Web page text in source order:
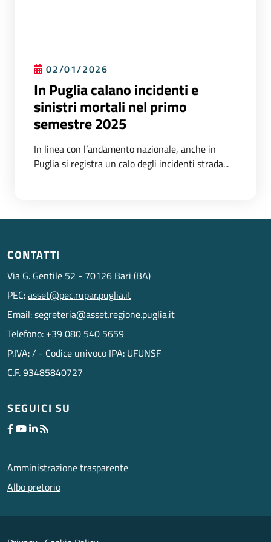
02/01/2026
In Puglia calano incidenti e
sinistri mortali nel primo
semestre 2025
In linea con l’andamento nazionale, anche in
Puglia si registra un calo degli incidenti strada...
CONTATTI
Via G. Gentile 52 - 70126 Bari (BA)
PEC:asset@pec.rupar.puglia.it
Email:segreteria@asset.regione.puglia.it
Telefono: +39 080 540 5659
P.IVA: / - Codice univoco IPA: UFUNSF
C.F. 93485840727
SEGUICI SU
Amministrazione trasparente
Albo pretorio